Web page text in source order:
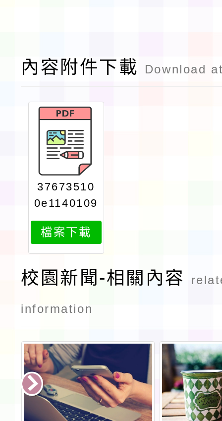
內容附件下載 Download
37673510
0e1140109
151attach
1
檔案下載
校園新聞-相關內容
information